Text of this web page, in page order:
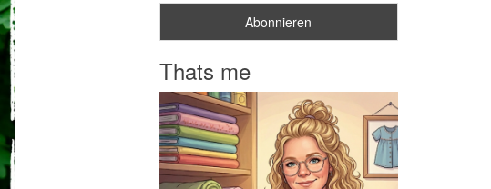
Thats me